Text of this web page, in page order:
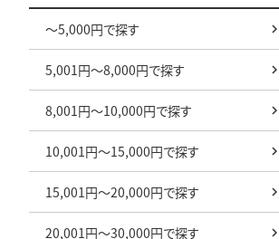
～5,000円で探す
5,001円～8,000円で探す
8,001円～10,000円で探す
10,001円～15,000円で探す
15,001円～20,000円で探す
20,001円～30,000円で探す